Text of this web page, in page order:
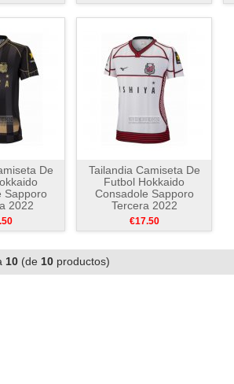
De
Sapporo
2022
Tailandia Camiseta De
Futbol Hokkaido
Consadole Sapporo
Tercera 2022
€17.50
10 (de 10 productos)